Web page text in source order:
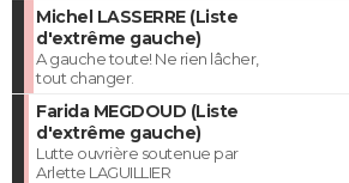
Michel LASSERRE (Liste
d'extrême gauche)
A gauche toute! Ne rien lâcher,
tout changer.
Farida MEGDOUD (Liste
d'extrême gauche)
Lutte ouvrière soutenue par
Arlette LAGUILLIER